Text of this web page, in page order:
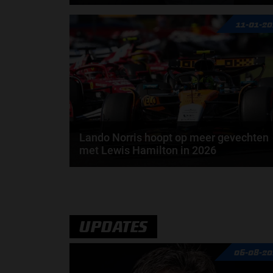
Lando Norris heeft zijn eerste meters als regerend
wereldkampioen gemaakt. Tijdens de F1-
shakedown...
door Amber Buwalda
11-01-
Lando Norris hoopt op meer gevechten
met Lewis Hamilton in 2026
doorAmber Buwalda
UPDATES
06-08-